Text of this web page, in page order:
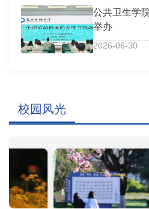
公共卫生学
举办
2026-06-30
校园风光